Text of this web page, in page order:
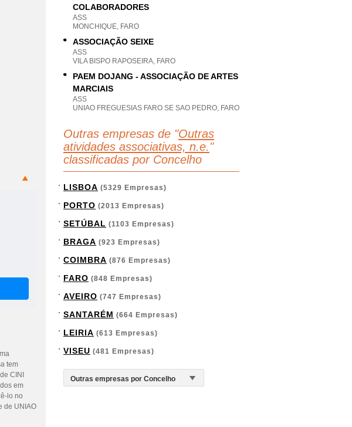
tem
CINI
em
lo no
de UNIAO
COLABORADORES
ASS
MONCHIQUE, FARO
ASSOCIAÇÃO SEIXE
ASS
VILA BISPO RAPOSEIRA, FARO
PAEM DOJANG - ASSOCIAÇÃO DE ARTES
MARCIAIS
ASS
UNIAO FREGUESIAS FARO SE SAO PEDRO, FARO
Outras empresas de "Outras
atividades associativas, n.e. "
classificadas por Concelho
LISBOA (5329 Empresas)
PORTO (2013 Empresas)
SETÚBAL (1103 Empresas)
BRAGA (923 Empresas)
COIMBRA (876 Empresas)
FARO (848 Empresas)
AVEIRO (747 Empresas)
SANTARÉM (664 Empresas)
LEIRIA (613 Empresas)
VISEU (481 Empresas)